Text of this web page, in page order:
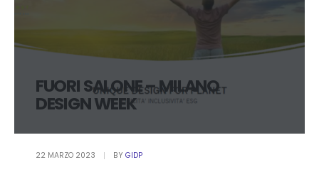
FUORI SALONE – MILANO
DESIGN WEEK
22 MARZO 2023 BY GIDP